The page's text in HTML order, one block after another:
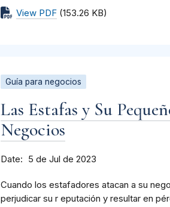
View PDF (153.26 KB)
Guía para negocios
Las Estafas y Su
Negocios
Date 5 de Jul de 2023
Cuando los estafadores atacan a su
perjudicar su r eputación y resultar en